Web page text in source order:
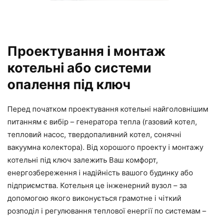
Проектування і монтаж
котельні або системи
опалення під ключ
Перед початком проектування котельні найголовнішим
питанням є вибір – генератора тепла (газовий котел,
тепловий насос, твердопаливний котел, сонячні
вакуумна колектора). Від хорошого проекту і монтажу
котельні під ключ залежить Ваш комфорт,
енергозбереження і надійність вашого будинку або
підприємства. Котельня це інженерний вузол – за
допомогою якого виконується грамотне і чіткий
розподіл і регулювання теплової енергії по системам –